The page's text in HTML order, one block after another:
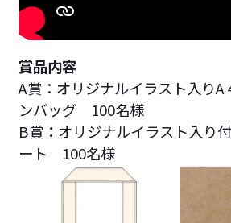
賞品内容
A賞：オリジナルイラスト入り
ンバッグ 100名様
B賞：オリジナルイラスト入り
ート 100名様